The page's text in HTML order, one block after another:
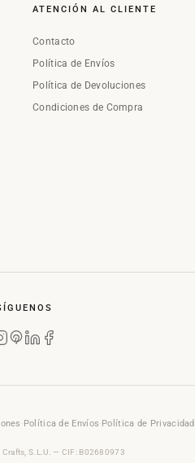
ATENCIÓN AL CLIENTE
Contacto
Política de Envíos
Política de Devoluciones
Condiciones de Compra
·Política de Envíos·Política de Privacidad
Crafts, S.L.U. — CIF: B02680973